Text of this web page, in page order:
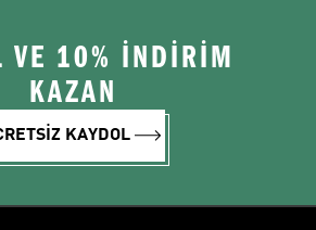
VE 10% İNDİRİM
KAZAN
KAYDOL